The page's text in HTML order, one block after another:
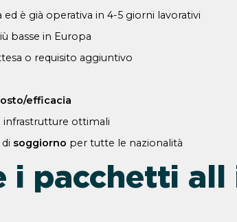
ed è già operativa in 4-5 giorni lavorativi
basse in Europa
o requisito aggiuntivo
efficacia
infrastrutture ottimali
soggiorno per tutte le nazionalità
i pacchetti